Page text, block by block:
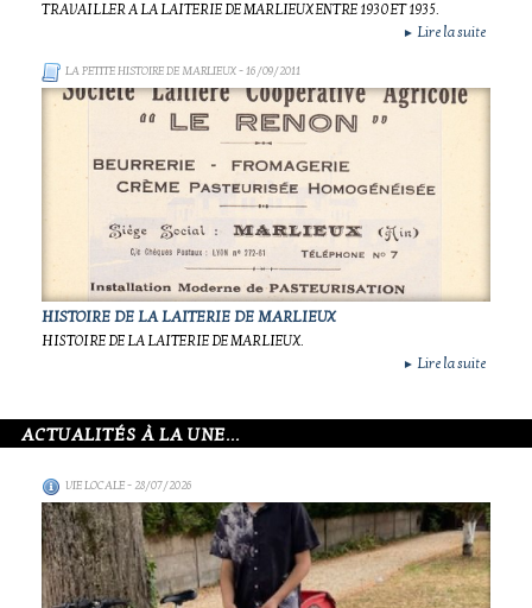
TRAVAILLER A LA LAITERIE DE MARLIEUX ENTRE 1930 ET 1935.
► Lire la suite
LA PETITE HISTOIRE DE MARLIEUX- 16/09/2011
HISTOIRE DE LA LAITERIE DE MARLIEUX
HISTOIRE DE LA LAITERIE DE MARLIEUX.
► Lire la suite
ACTUALITÉS À LA UNE...
VIE LOCALE- 28/07/2026